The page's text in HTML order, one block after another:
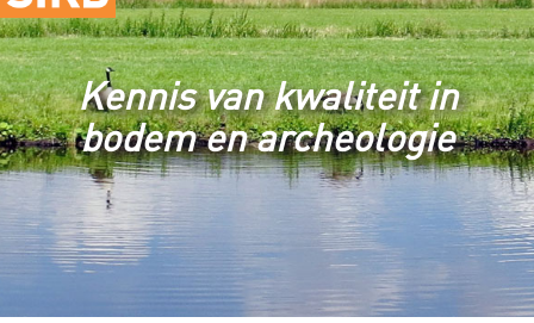
Kennis van kwaliteit in
bodem en archeologie